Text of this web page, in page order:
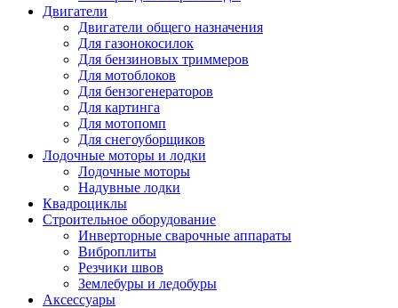
Двигатели
Двигатели общего назначения
Для газонокосилок
Для бензиновых триммеров
Для мотоблоков
Для бензогенераторов
Для картинга
Для мотопомп
Для снегоуборщиков
Лодочные моторы и лодки
Лодочные моторы
Надувные лодки
Квадроциклы
Строительное оборудование
Инверторные сварочные аппараты
Виброплиты
Резчики швов
Землебуры и ледобуры
Аксессуары